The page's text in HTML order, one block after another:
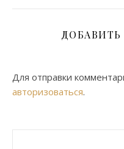
Для отправки
авторизоваться.